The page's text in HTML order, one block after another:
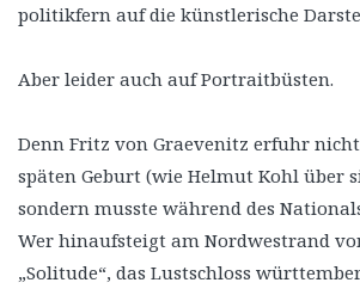
politikfern auf die künstlerische
Aber leider auch auf Portraitbüsten.
Denn Fritz von Graevenitz erfuhr
späten Geburt (wie Helmut Kohl über
sondern musste während des
Wer hinaufsteigt am Nordwestrand
„Solitude“, das Lustschloss